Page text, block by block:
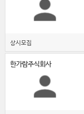
상시모집
한가람주식회사